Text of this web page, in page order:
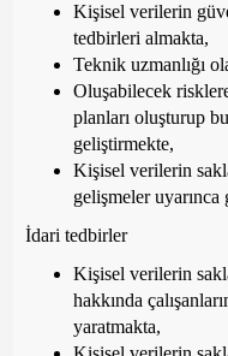
Kişisel verilerin
tedbirleri almakta,
Teknik uzmanlığı
Oluşabilecek
planları oluşturup
geliştirmekte,
Kişisel verilerin
gelişmeler
İdari tedbirler
Kişisel verilerin
hakkında
yaratmakta,